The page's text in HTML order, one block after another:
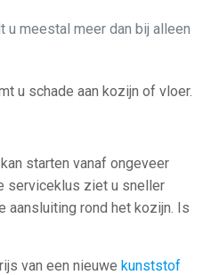
u meestal meer dan bij alleen
u schade aan kozijn of vloer.
starten vanaf ongeveer
serviceklus ziet u sneller
aansluiting rond het kozijn. Is
van een nieuwe kunststof